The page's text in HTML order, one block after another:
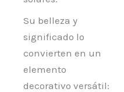
Su belleza y
significado lo
convierten en un
elemento
decorativo versátil: